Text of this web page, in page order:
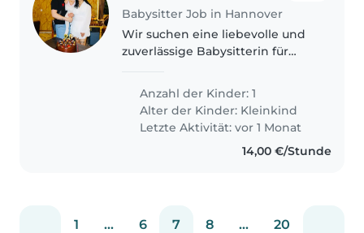
Babysitter Job in Hannover
Wir suchen eine liebevolle und
zuverlässige Babysitterin für
ist sehr energiegeladen,
neugierig und spricht viel. Sie ist
kommunikativ, auch wenn ihre..
Anzahl der Kinder: 1
Alter der Kinder: Kleinkind
Letzte Aktivität: vor 1 Monat
14,00 €/Stunde
1 ... 6 7 8 ... 20